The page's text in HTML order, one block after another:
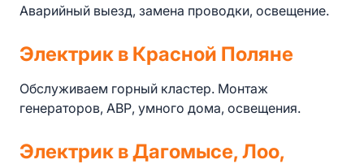
Аварийный выезд, замена проводки, освещение.
Электрик в Красной Поляне
Обслуживаем горный кластер. Монтаж
генераторов, АВР, умного дома, освещения.
Электрик в Дагомысе, Лоо,